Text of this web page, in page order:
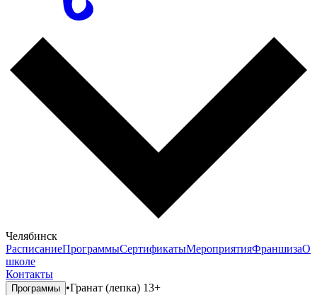
Челябинск
РасписаниеПрограммыСертификатыМероприятияФраншизаО
школе
Контакты
Программы •Гранат (лепка) 13+